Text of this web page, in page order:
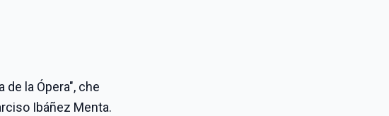
de la Ópera", che
Ibáñez Menta.